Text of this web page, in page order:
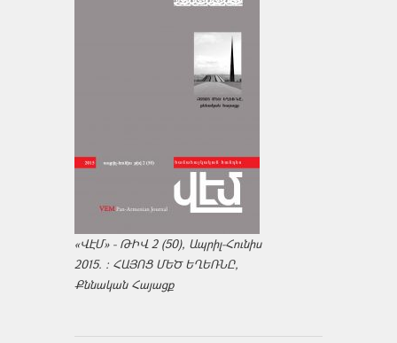
«ՎԷՄ» - ԹԻՎ 2 (50), Ապրիլ-Հունիս
2015. : ՀԱՅՈՑ ՄԵԾ ԵՂԵՌՆԸ,
Քննական Հայացք